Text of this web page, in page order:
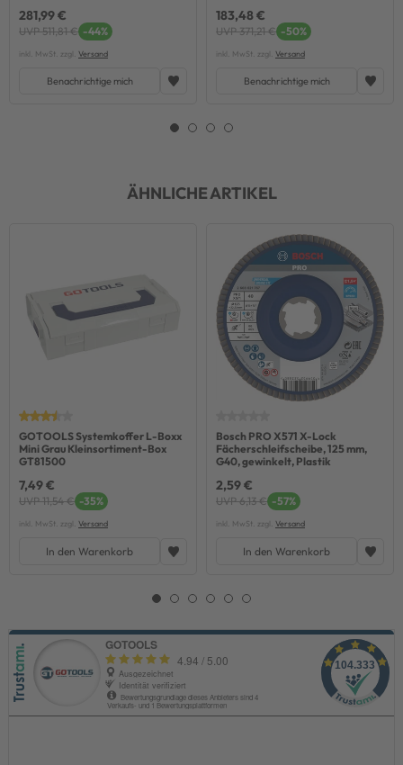
281,99 €
UVP 511,81 € -44%
inkl. MwSt. zzgl. Versand
Benachrichtige mich
183,48 €
UVP 371,21 € -50%
inkl. MwSt. zzgl. Versand
Benachrichtige mich
ÄHNLICHE ARTIKEL
GOTOOLS Systemkoffer L-Boxx
Mini Grau Kleinsortiment-Box
GT81500
7,49 €
UVP 11,54 € -35%
inkl. MwSt. zzgl. Versand
In den Warenkorb
Bosch PRO X571 X-Lock
Fächerschleifscheibe, 125 mm,
G40, gewinkelt, Plastik
2,59 €
UVP 6,13 € -57%
inkl. MwSt. zzgl. Versand
In den Warenkorb